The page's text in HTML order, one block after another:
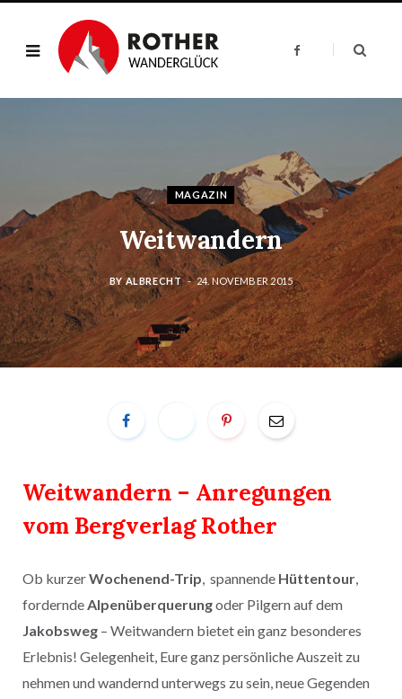
F
b
MAGAZIN
Weitwandern
BY ALBRECHT 24. NOVEMBER 2015
Weitwandern – Anregungen
vom Bergverlag Rother
Ob kurzerWochenend-Trip, spannende Hüttentour,
forderndeAlpenüberquerungoder Pilgern auf dem
Jakobsweg – Weitwandern bietet ein ganz besonderes
Erlebnis! Gelegenheit, Eure ganz persönliche Auszeit zu
nehmen und wandernd unterwegs zu sein, neue Gegenden